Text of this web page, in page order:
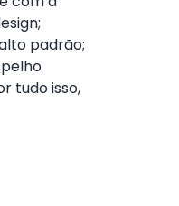
padrão;
tudo isso,